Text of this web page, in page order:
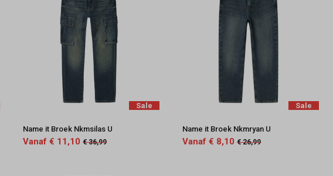
Sale
Name it Broek Nkmsilas U
Vanaf € 11,10 € 36,99
Sale
Name it Broek Nkmryan U
Vanaf € 8,10 € 26,99